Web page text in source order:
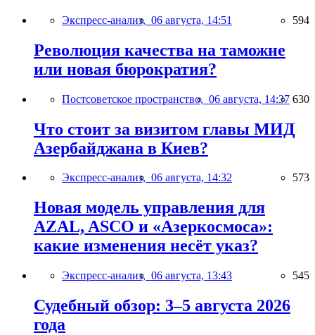
Экспресс-анализ, 06 августа, 14:51 594
Революция качества на таможне
или новая бюрократия?
Постсоветское пространство, 06 августа, 14:37 630
Что стоит за визитом главы МИД
Азербайджана в Киев?
Экспресс-анализ, 06 августа, 14:32 573
Новая модель управления для
AZAL, ASCO и «Азеркосмоса»:
какие изменения несёт указ?
Экспресс-анализ, 06 августа, 13:43 545
Судебный обзор: 3–5 августа 2026
года